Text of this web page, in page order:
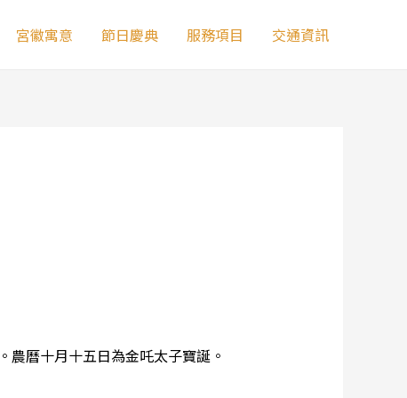
宮徽寓意 節日慶典 服務項目 交通資訊
曆十月十五日為金吒太子寶誕。